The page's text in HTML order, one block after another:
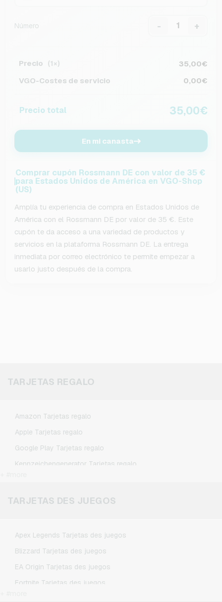
Número - +
Precio (1×)
35,00€
VGO-Costes de servicio
0,00€
Precio total 35,00€
En mi canasta
Comprar cupón Rossmann DE con valor de 35 €
para Estados Unidos de América en VGO-Shop
(US)
Amplía tu experiencia de compra en Estados Unidos de
América con el Rossmann DE por valor de 35 €. Este
cupón te da acceso a una variedad de productos y
servicios en la plataforma Rossmann DE. La entrega
inmediata por correo electrónico te permite empezar a
usarlo justo después de la compra.
TARJETAS REGALO
Amazon Tarjetas regalo
Apple Tarjetas regalo
Google Play Tarjetas regalo
Kennzeichengenerator Tarjetas regalo
Netflix Tarjetas regalo
TARJETAS DES JUEGOS
Apex Legends Tarjetas des juegos
Blizzard Tarjetas des juegos
EA Origin Tarjetas des juegos
Fortnite Tarjetas des juegos